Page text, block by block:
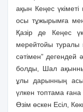
ақын Кеңес үкiметi
осы тұжырымға
Қазiр де Кеңес
мерейтойы
сәтiмен” дегендей
болды, Шал
ұлы дарынның
үлкен топтама
Өзiм өскен Есiл,